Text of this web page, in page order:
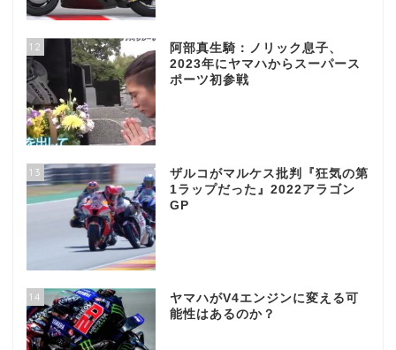
12
阿部真生騎：ノリック息子、
2023年にヤマハからスーパース
ポーツ初参戦
13
ザルコがマルケス批判『狂気の第
1ラップだった』2022アラゴン
GP
14
ヤマハがV4エンジンに変える可
能性はあるのか？